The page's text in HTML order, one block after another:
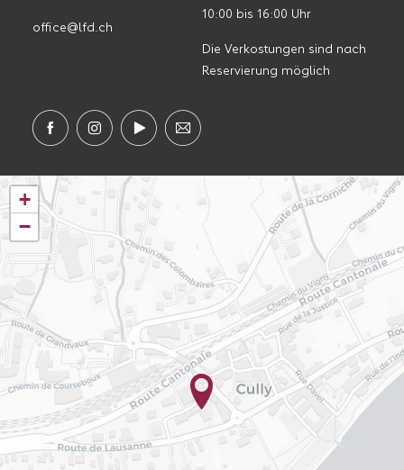
office@lfd.ch
10:00 bis 16:00 Uhr
Die Verkostungen sind nach
Reservierung möglich
+
−